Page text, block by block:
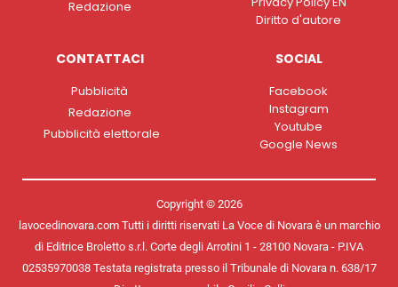
Redazione
Diritto d'autore
CONTATTACI
Pubblicità
Redazione
Pubblicità elettorale
SOCIAL
Facebook
Instagram
Youtube
Google News
Copyright © 2026
lavocedinovara.com Tutti i diritti riservati La Voce di Novara è un marchio
di Editrice Broletto s.r.l. Corte degli Arrotini 1 - 28100 Novara - P.IVA
02535970038 Testata registrata presso il Tribunale di Novara n. 638/17